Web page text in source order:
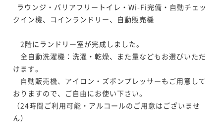
クイン機、コインランドリー、自動販売機
2階にランドリー室が完成しました。
全自動洗濯機：洗濯・乾燥、また量などもお選びいただ
けます。
自動販売機、アイロン・ズボンプレッサーもご用意して
おりますので、ご自由にお使い下さい。
（24時間ご利用可能・アルコールのご用意はございませ
ん）